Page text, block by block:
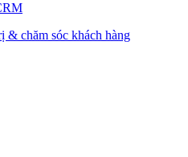
& chăm sóc khách hàng